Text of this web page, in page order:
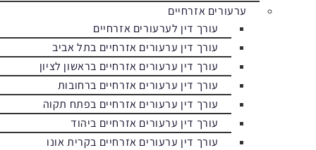
ערעורים אזרחיים
עורך דין לערעורים אזרחיים
עורך דין ערעורים אזרחיים בתל אביב
עורך דין ערעורים אזרחיים בראשון לציון
עורך דין ערעורים אזרחיים ברחובות
עורך דין ערעורים אזרחיים בפתח תקוה
עורך דין ערעורים אזרחיים ביהוד
עורך דין ערעורים אזרחיים בקרית אונו